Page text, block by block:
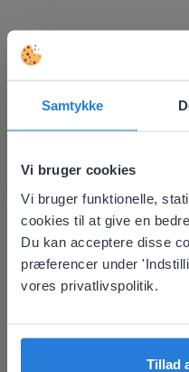
Samtykke
Vi bruger cookies
Vi bruger funktionelle,
cookies til at give en
Du kan acceptere disse
præferencer under
vores privatlivspolitik.
Tillad
Klassens
This website
your location
Based on your
prefer to visit our
English